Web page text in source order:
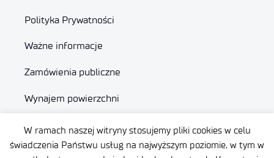
W ramach naszej witryny stosujemy pliki cookies w celu
świadczenia Państwu usług na najwyższym poziomie, w tym w
Polityka Prywatności
Ważne informacje
Zamówienia publiczne
Wynajem powierzchni